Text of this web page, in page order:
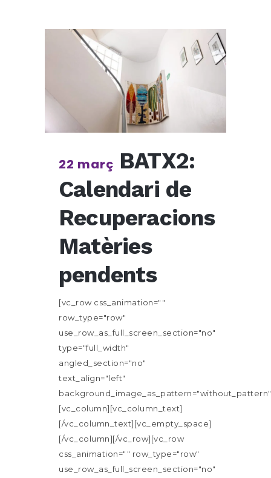
22 març BATX2:
Calendari de
Recuperacions
Matèries
pendents
[vc_row css_animation=""
row_type="row"
use_row_as_full_screen_section="no"
type="full_width"
angled_section="no"
text_align="left"
[vc_column][vc_column_text]
[/vc_column_text][vc_empty_space]
[/vc_column][/vc_row][vc_row
css_animation="" row_type="row"
use_row_as_full_screen_section="no"